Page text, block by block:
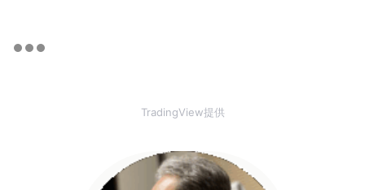
TradingView提供